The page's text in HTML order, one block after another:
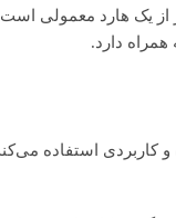
یک هارد معمولی است
دارد.
کاربردی استفاده